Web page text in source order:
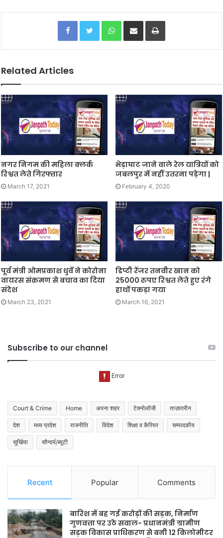
Facebook Twitter WhatsApp
Related Articles
नगर निगम की महिला क्लर्क
रिश्वत लेते गिरफ्तार
March 17, 2021
भेड़ाघाट जाने वाले रेल यात्रियों को
जबलपुर में नहीं उतरना पड़ेगा |
February 4, 2020
पूर्व मंत्री ओमप्रकाश धुर्वे ने कोरोना
वायरस संक्रमण से बचाव का दिया
संदेश
March 23, 2021
डिप्टी रेंजर तनवीर खान को
25000 रुपए रिश्वत लेते हुए रंगे
हाथों पकड़ा गया
March 16, 2021
Subscribe to our channel
Court & Crime Home अपना शहर टेक्नोलॉजी ताज़ातरीन
देश मध्य प्रदेश राजनीति विदेश शिक्षा व कैरियर सम्पादकीय
सुर्खिया सौन्दर्य/ब्यूटी
Recent Popular Comments
बारिश में बह गई करोड़ों की सड़क, निर्माण
गुणवत्ता पर उठे सवाल- प्रधानमंत्री ग्रामीण
सड़क विकास प्राधिकरण से बनी 12 किलोमीटर